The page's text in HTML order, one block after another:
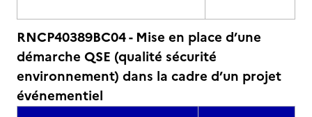
RNCP40389BC04 - Mise en place d’une
démarche QSE (qualité sécurité
environnement) dans la cadre d’un projet
événementiel